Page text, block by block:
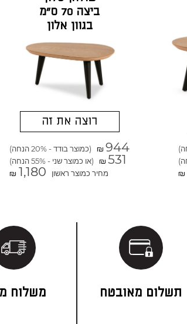
₪
ביצה 70 ס"מ
בגוון אלון
טבעי
רוצה את זה
₪ 944 (כמוצר בודד - 20% הנחה)
₪ 531
(או כמוצר שני - 55% הנחה)
מחיר כמוצר ראשון
₪ 1,180
תשלום מאובטח משלוח